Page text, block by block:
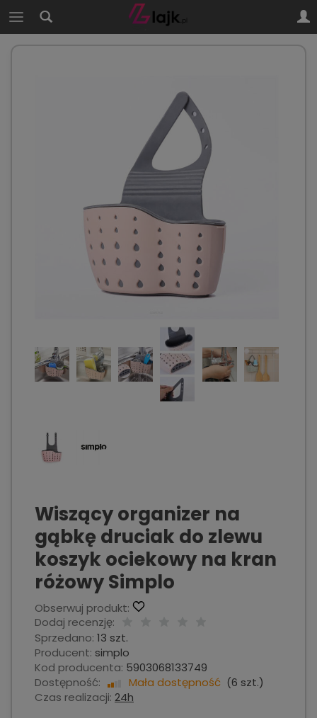
Wiszący organizer na
gąbkę druciak do zlewu
koszyk ociekowy na kran
różowy Simplo
Obserwuj produkt:
Dodaj recenzję:
Sprzedano: 13 szt.
Producent: simplo
Kod producenta: 5903068133749
Dostępność:
Mała dostępność (6 szt.)
Czas realizacji: 24h